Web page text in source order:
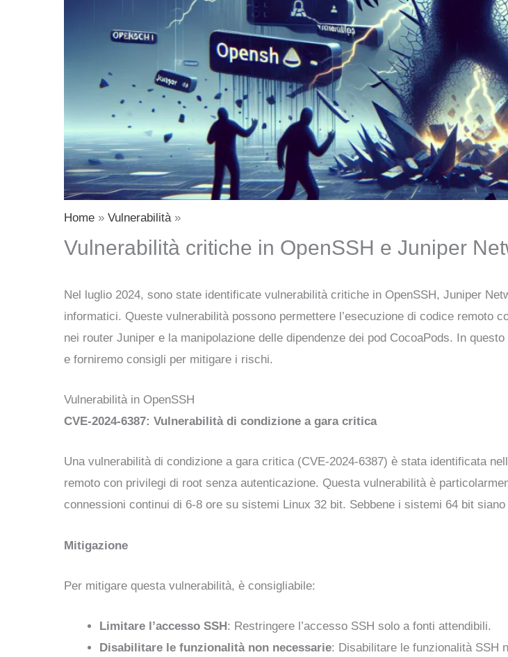
Home Vulnerabilità
Vulnerabilità critiche in OpenSSH e Juniper
Nel luglio 2024, sono state identificate vulnerabilità critiche in OpenSSH, Juniper
informatici. Queste vulnerabilità possono permettere l’esecuzione di codice remoto
nei router Juniper e la manipolazione delle dipendenze dei pod CocoaPods. In
e forniremo consigli per mitigare i rischi.
Vulnerabilità in OpenSSH
CVE-2024-6387: Vulnerabilità di condizione a gara critica
Una vulnerabilità di condizione a gara critica (CVE-2024-6387) è stata identificata
remoto con privilegi di root senza autenticazione. Questa vulnerabilità è
connessioni continui di 6-8 ore su sistemi Linux 32 bit. Sebbene i sistemi 64 bit
Mitigazione
Per mitigare questa vulnerabilità, è consigliabile:
Limitare l’accesso SSH: Restringere l’accesso SSH solo a fonti attendibili.
Disabilitare le funzionalità non necessarie: Disabilitare le funzionalità SSH